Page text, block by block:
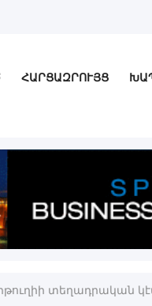
ՀԱՐՑԱԶՐՈՒՅՑ
տեղադրական